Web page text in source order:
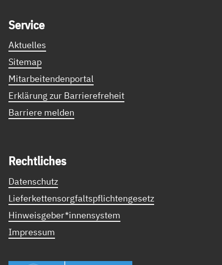
Ser­vice
Aktuelles
Sitemap
Mitarbeitendenportal
Erklärung zur Barrierefreheit
Barriere melden
Recht­li­ches
Datenschutz
Lieferkettensorgfaltspflichtengesetz
Hinweisgeber*innensystem
Impressum